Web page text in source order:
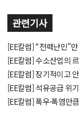
관련기사
[EE칼럼] “전력난민”
[EE칼럼] 수소산업의
[EE칼럼] 장기적이고
[EE칼럼] 석유공급 위
[EE칼럼] 폭우·폭염만